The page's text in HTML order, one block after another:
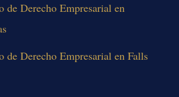
de Derecho Empresarial en
de Derecho Empresarial en Falls